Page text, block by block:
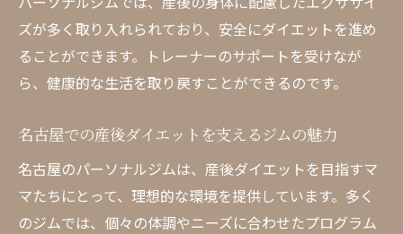
ズが多く取り入れられており、安全にダイエットを進め
ることができます。トレーナーのサポートを受けなが
ら、健康的な生活を取り戻すことができるのです。
名古屋での産後ダイエットを支えるジムの魅力
名古屋のパーソナルジムは、産後ダイエットを目指すマ
マたちにとって、理想的な環境を提供しています。多く
のジムでは、個々の体調やニーズに合わせたプログラム